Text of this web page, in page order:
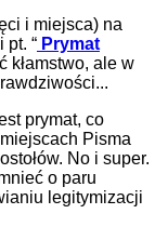
i miejsca) na
pt. “ Prymat
kłamstwo, ale w
prymat, co
Pisma
No i super.
o paru
legitymizacji